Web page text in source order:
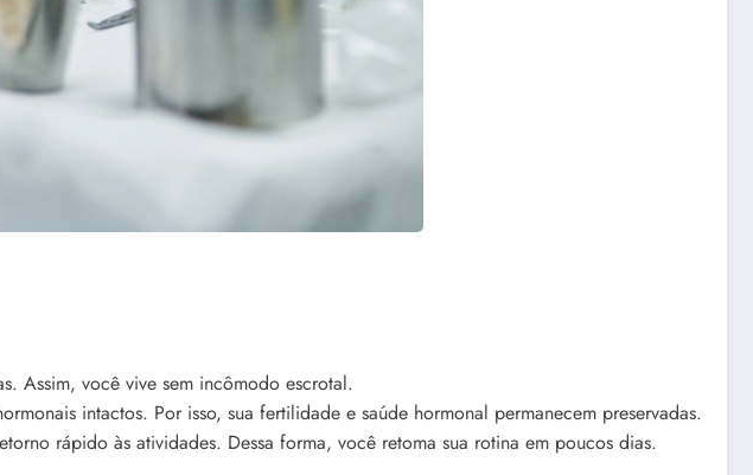
Assim, você vive sem incômodo escrotal.
intactos. Por isso, sua fertilidade e saúde hormonal permanecem preservadas.
rápido às atividades. Dessa forma, você retoma sua rotina em poucos dias.